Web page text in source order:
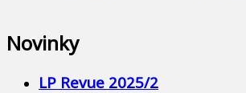
Novinky
LP Revue 2025/2